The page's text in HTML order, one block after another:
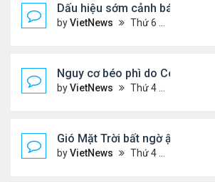
Dấu hiệu sớm cảnh báo bệnh
byVietNews Thứ 6 Tháng 8 12, 2022 3:03 pm
Nguy cơ béo phì do Covid-19
byVietNews Thứ 4 Tháng 8 10, 2022 5:13 pm
Gió Mặt Trời bất ngờ ập tới Trái
byVietNews Thứ 4 Tháng 8 10, 2022 3:06 pm